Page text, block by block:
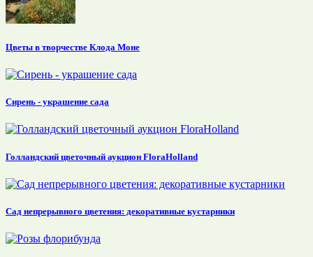
Цветы в творчестве Клода Моне
Сирень - украшение сада
Голландский цветочный аукцион FloraHolland
Сад непрерывного цветения: декоративные кустарники